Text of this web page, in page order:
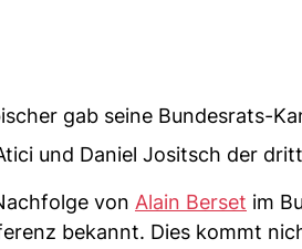
gab seine Bundesrats-
und Daniel Jositsch der
von Alain Berset im
bekannt. Dies kommt